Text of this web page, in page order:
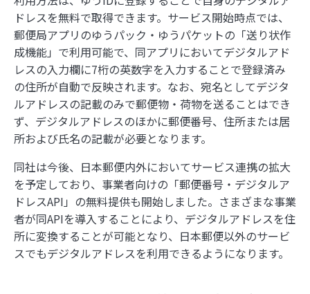
ドレスを無料で取得できます。サービス開始時点では、
郵便局アプリのゆうパック・ゆうパケットの「送り状作
成機能」で利用可能で、同アプリにおいてデジタルアド
レスの入力欄に7桁の英数字を入力することで登録済み
の住所が自動で反映されます。なお、宛名としてデジタ
ルアドレスの記載のみで郵便物・荷物を送ることはでき
ず、デジタルアドレスのほかに郵便番号、住所または居
所および氏名の記載が必要となります。
同社は今後、日本郵便内外においてサービス連携の拡大
を予定しており、事業者向けの「郵便番号・デジタルア
ドレスAPI」の無料提供も開始しました。さまざまな事業
者が同APIを導入することにより、デジタルアドレスを住
所に変換することが可能となり、日本郵便以外のサービ
スでもデジタルアドレスを利用できるようになります。